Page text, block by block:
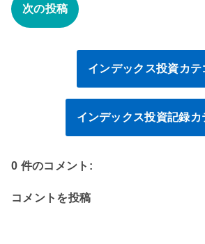
次の投稿
インデックス投資カテ
インデックス投資記録カ
0 件のコメント:
コメントを投稿